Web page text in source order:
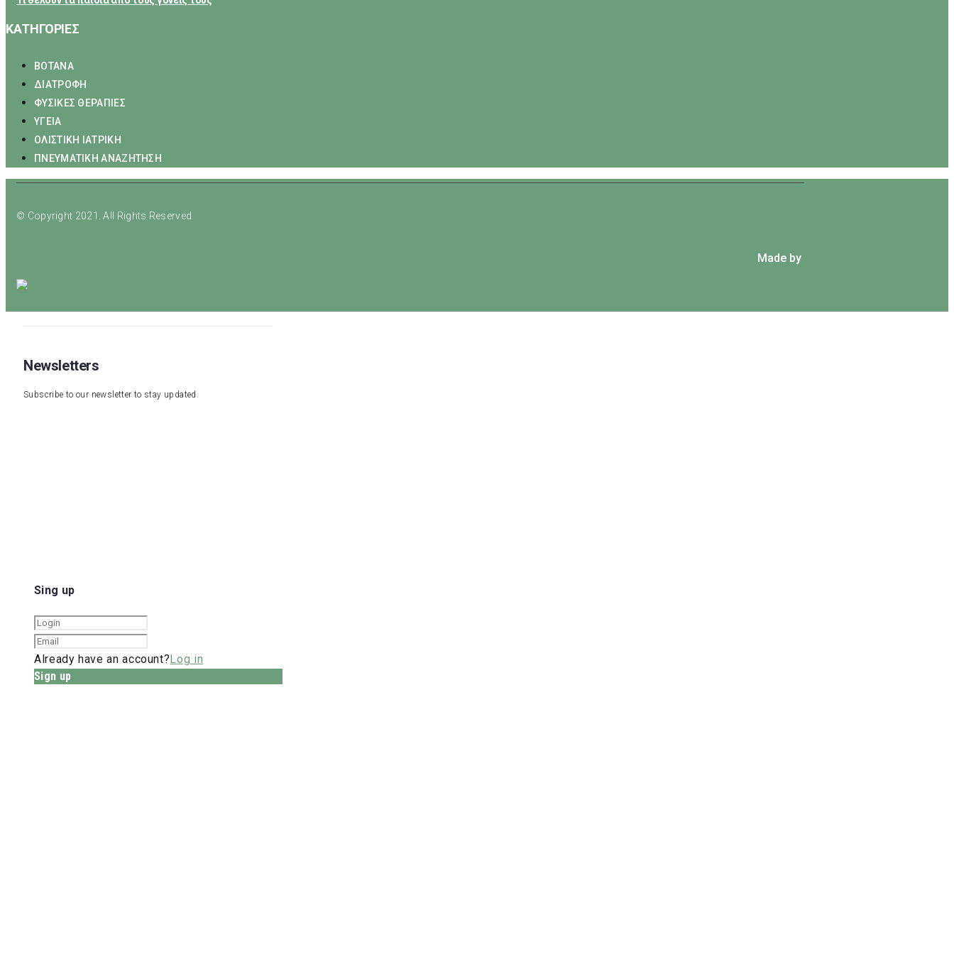
ΚΑΤΗΓΟΡΙΕΣ
ΒΟΤΑΝΑ
ΔΙΑΤΡΟΦΗ
ΦΥΣΙΚΕΣ ΘΕΡΑΠΙΕΣ
ΥΓΕΙΑ
ΟΛΙΣΤΙΚΗ ΙΑΤΡΙΚΗ
ΠΝΕΥΜΑΤΙΚΗ ΑΝΑΖΗΤΗΣΗ
© Copyright 2021. All Rights Reserved
Made by
Newsletters
Subscribe to our newsletter to stay updated.
Sing up
Already have an account?Log in
Sign up